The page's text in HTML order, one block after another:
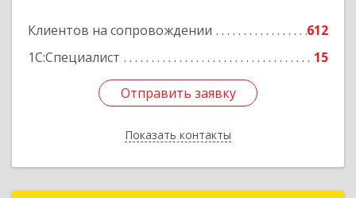
Клиентов на сопровождении
612
1С:Специалист
15
Отправить заявку
Показать контакты
Отправить заявку
Назад